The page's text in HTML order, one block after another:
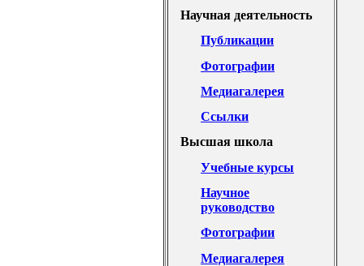
Научная деятельность
Публикации
Фотографии
Медиагалерея
Ссылки
Высшая школа
Учебные курсы
Научное
руководство
Фотографии
Медиагалерея